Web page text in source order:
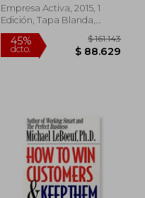
45%
dcto.
Empresa Activa, 2015, 1
Edición, Tapa Blanda,
Nuevo